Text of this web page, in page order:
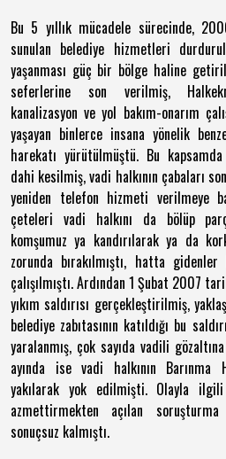
Bu 5 yıllık mücadele sürecinde,
sunulan belediye hizmetleri
yaşanması güç bir bölge haline
seferlerine son verilmiş,
kanalizasyon ve yol bakım-onarım
yaşayan binlerce insana yönelik
harekatı yürütülmüştü. Bu
dahi kesilmiş, vadi halkının çabaları
yeniden telefon hizmeti verilmeye
çeteleri vadi halkını da bölüp
komşumuz ya kandırılarak ya da
zorunda bırakılmıştı, hatta gidenler
çalışılmıştı. Ardından 1 Şubat 2007
yıkım saldırısı gerçekleştirilmiş,
belediye zabıtasının katıldığı bu
yaralanmış, çok sayıda vadili
ayında ise vadi halkının Barınma
yakılarak yok edilmişti. Olayla
azmettirmekten açılan
sonuçsuz kalmıştı.